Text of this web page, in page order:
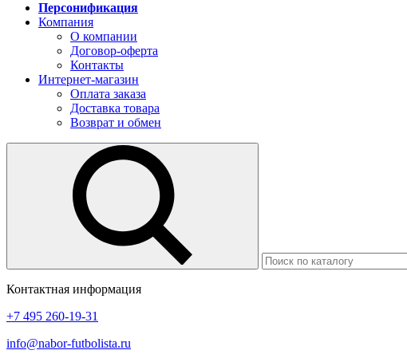
Персонификация
Компания
О компании
Договор-оферта
Контакты
Интернет-магазин
Оплата заказа
Доставка товара
Возврат и обмен
Контактная информация
+7 495 260-19-31
info@nabor-futbolista.ru